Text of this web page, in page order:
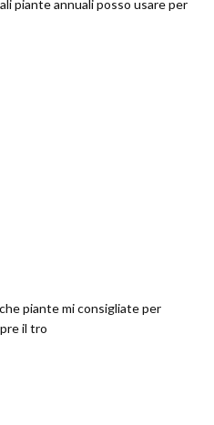
piante annuali posso usare per
piante mi consigliate per
il tro